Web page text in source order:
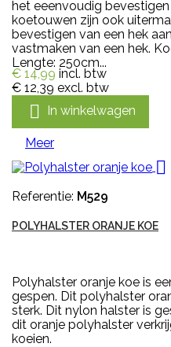
het eeenvoudig bevestigen
koetouwen zijn ook
bevestigen van een hek
vastmaken van een hek.
Lengte: 250cm...
€ 14,99 incl. btw
€ 12,39 excl. btw
 In winkelwagen
Meer

Referentie: M529
POLYHALSTER ORANJE KOE
Polyhalster oranje koe is
gespen. Dit polyhalster
sterk. Dit nylon halster is
dit oranje polyhalster
koeien.